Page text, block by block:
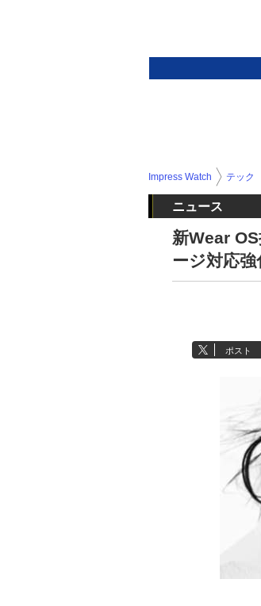
Impress Watch テック
ニュース
新Wear
ージ対応強
ポスト